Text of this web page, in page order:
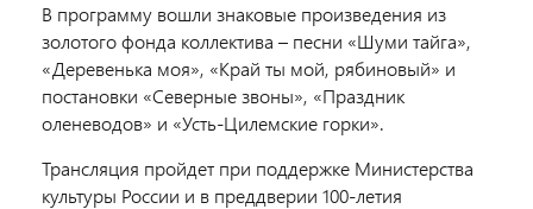
В программу вошли знаковые произведения из
золотого фонда коллектива – песни «Шуми тайга»,
«Деревенька моя», «Край ты мой, рябиновый» и
постановки «Северные звоны», «Праздник
оленеводов» и «Усть-Цилемские горки».
Трансляция пройдет при поддержке Министерства
культуры России и в преддверии 100-летия